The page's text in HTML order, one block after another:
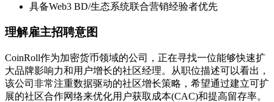
具备Web3 BD/生态系统联合营销经验者优先
理解雇主招聘意图
CoinRoll作为加密货币领域的公司，正在寻找一位能够快速扩
大品牌影响力和用户增长的社区经理。从职位描述可以看出，
该公司非常注重数据驱动的社区增长策略，希望通过建立可扩
展的社区合作网络来优化用户获取成本(CAC)和提高留存率。